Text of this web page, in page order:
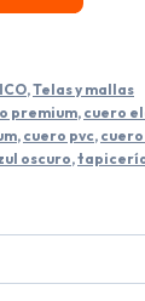
,Telas y mallas
premium, cuero
, cuero pvc,
oscuro,